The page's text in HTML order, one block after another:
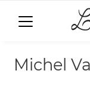
Michel